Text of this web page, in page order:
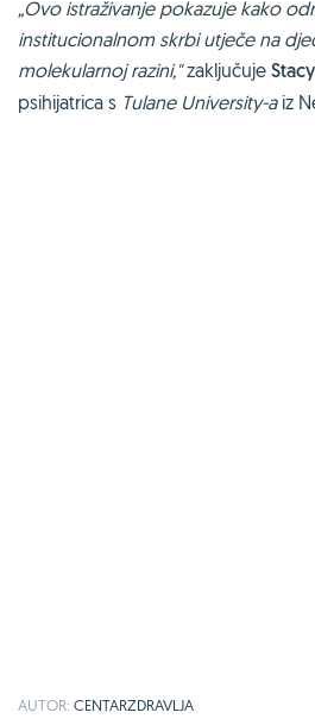
„Ovo istraživanje pokazuje kako
institucionalnom skrbi utječe na
molekularnoj razini,"zaključuje
psihijatrica s Tulane University-aiz
AUTOR: CENTARZDRAVLJA